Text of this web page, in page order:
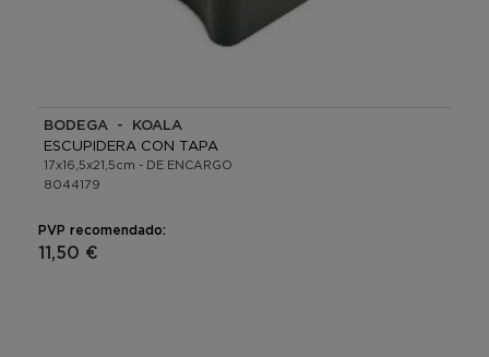
BODEGA - KOALA
ESCUPIDERA CON TAPA
17x16,5x21,5cm - DE ENCARGO
8044179
PVP recomendado:
11,50 €